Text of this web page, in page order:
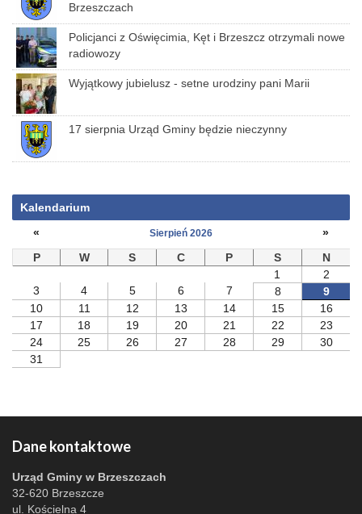
Brzeszczach
Policjanci z Oświęcimia, Kęt i Brzeszcz otrzymali nowe
radiowozy
Wyjątkowy jubielusz - setne urodziny pani Marii
17 sierpnia Urząd Gminy będzie nieczynny
Kalendarium
«
Sierpień 2026
»
P
W S C P S
N
1
2
3
4 5 6 7 8
9
10
11 12 13 14 15
16
17
18 19 20 21 22
23
24
25 26 27 28 29
30
31
Dane kontaktowe
Urząd Gminy w Brzeszczach
32-620 Brzeszcze
ul. Kościelna 4